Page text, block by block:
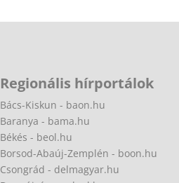
Regionális hírportálok
Bács-Kiskun - baon.hu
Baranya - bama.hu
Békés - beol.hu
Borsod-Abaúj-Zemplén - boon.hu
Csongrád - delmagyar.hu